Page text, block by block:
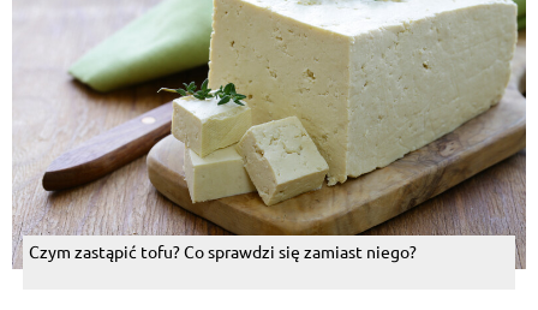
Czym zastąpić tofu? Co sprawdzi się zamiast niego?